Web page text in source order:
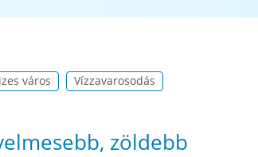
város Vízzavarosodás
zöldebb